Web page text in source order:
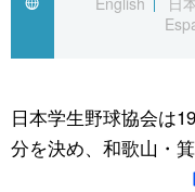
国際
文化
アーカイブ
Japan Data
動画/Live
スポーツ・東京2020
日本学生野球協会は
分を決め、和歌山・